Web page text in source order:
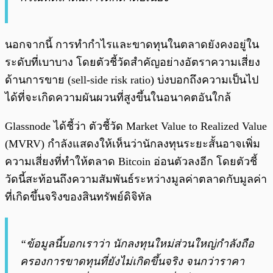
นอกจากนี้ การทำกำไรและขาดทุนในตลาดยังคงอยู่ใน
ระดับที่เบาบาง โดยตัวชี้วัดสำคัญอย่างอัตราความเสี่ยง
ด้านการขาย (sell-side risk ratio) บ่งบอกถึงความเป็นไป
ได้ที่จะเกิดความผันผวนที่สูงขึ้นในอนาคตอันใกล้
Glassnode ได้ชี้ว่า ตัวชี้วัด Market Value to Realized Value
(MVRV) กำลังแสดงให้เห็นว่านักลงทุนระยะสั้นอาจเพิ่ม
ความเสี่ยงที่ทำให้ตลาด Bitcoin อ่อนตัวลงอีก โดยตัวชี้
วัดนี้สะท้อนถึงความสัมพันธ์ระหว่างมูลค่าตลาดกับมูลค่า
ที่เกิดขึ้นจริงของสินทรัพย์ดิจิทัล
“ข้อมูลนี้บอกเราว่า นักลงทุนใหม่ส่วนใหญ่กำลังถือ
ครองการขาดทุนที่ยังไม่เกิดขึ้นจริง จนกว่าราคา